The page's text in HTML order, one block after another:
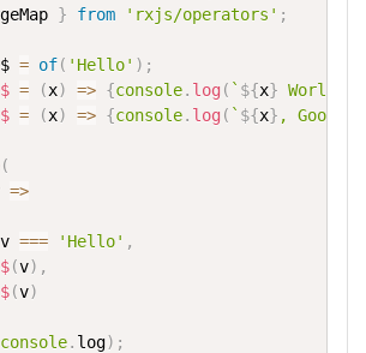
} from 'rxjs/operators' ;
= of( 'Hello' ) ;
= (x) => {console. log ( ` ${x} World`
= (x) => {console. log ( ` ${x} ,
(
=>
v === 'Hello' ,
(v) ,
(v)
console. log) ;